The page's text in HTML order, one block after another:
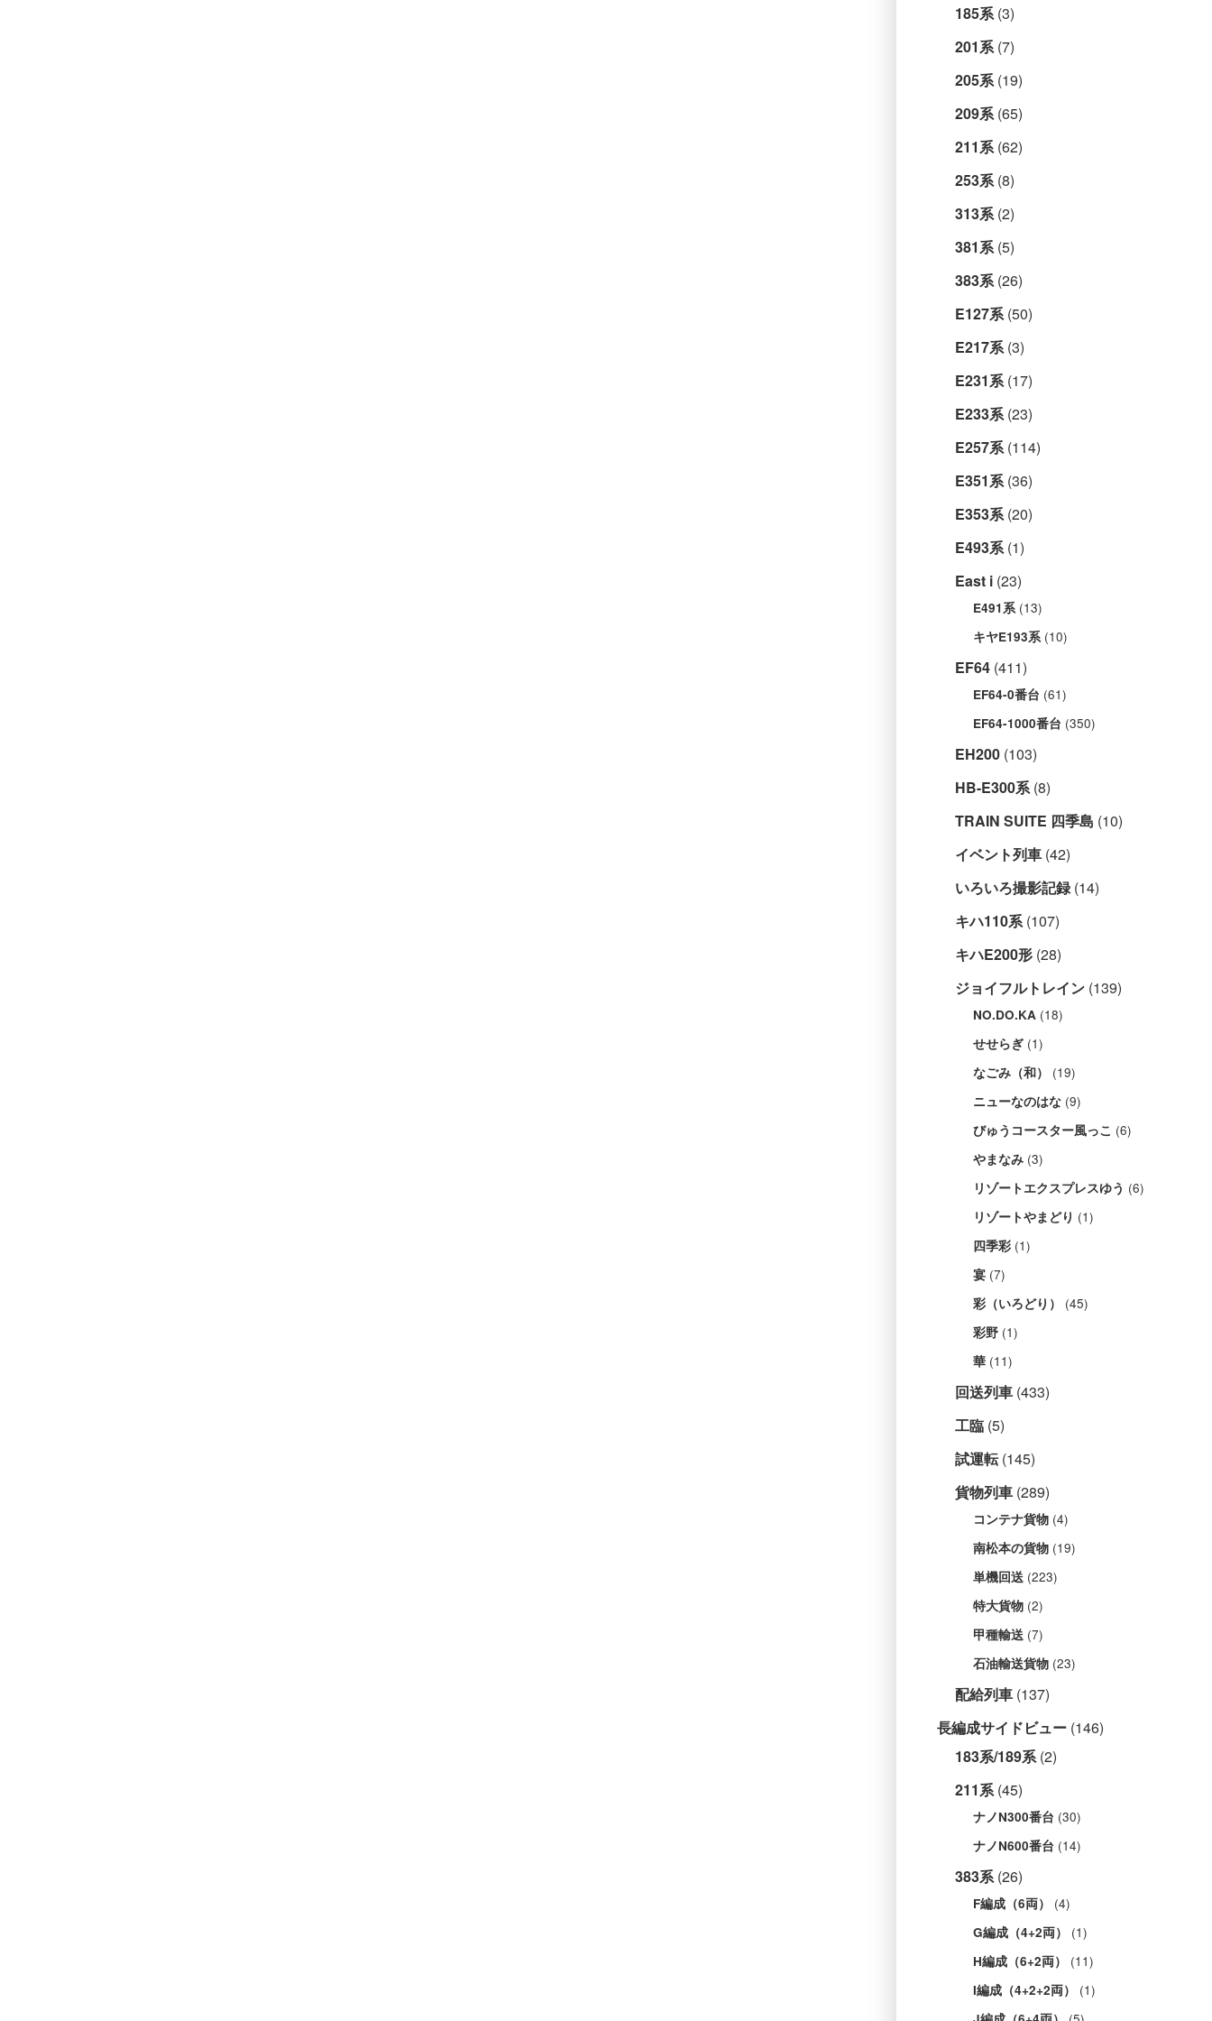
185系(3)
201系(7)
205系(19)
209系(65)
211系(62)
253系(8)
313系(2)
381系(5)
383系(26)
E127系(50)
E217系(3)
E231系(17)
E233系(23)
E257系(114)
E351系(36)
E353系(20)
E493系(1)
East i (23)
E491系(13)
キヤE193系(10)
EF64 (411)
EF64-0番台 (61)
EF64-1000番台 (350)
EH200 (103)
HB-E300系(8)
TRAIN SUITE 四季島 (10)
イベント列車 (42)
いろいろ撮影記録(14)
キハ110系(107)
キハE200形 (28)
ジョイフルトレイン (139)
NO.DO.KA (18)
せせらぎ (1)
なごみ（和） (19)
ニューなのはな (9)
びゅうコースター風っこ (6)
やまなみ (3)
リゾートエクスプレスゆう (6)
リゾートやまどり (1)
四季彩 (1)
宴 (7)
彩（いろどり） (45)
彩野 (1)
華 (11)
回送列車 (433)
工臨 (5)
試運転(145)
貨物列車 (289)
コンテナ貨物 (4)
南松本の貨物 (19)
単機回送 (223)
特大貨物 (2)
甲種輸送 (7)
石油輸送貨物 (23)
配給列車 (137)
長編成サイドビュー (146)
183系/189系(2)
211系(45)
ナノN300番台 (30)
ナノN600番台 (14)
383系(26)
F編成（6両） (4)
G編成（4+2両） (1)
H編成（6+2両） (11)
I編成（4+2+2両） (1)